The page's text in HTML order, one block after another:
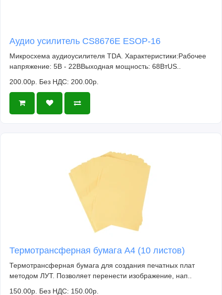
Аудио усилитель CS8676E ESOP-16
Микросхема аудиоусилителя TDA. Характеристики:Рабочее
напряжение: 5В - 22ВВыходная мощность: 68ВтUS..
200.00р. Без НДС: 200.00р.
Термотрансферная бумага А4 (10 листов)
Термотрансферная бумага для создания печатных плат
методом ЛУТ. Позволяет перенести изображение, нап..
150.00р. Без НДС: 150.00р.